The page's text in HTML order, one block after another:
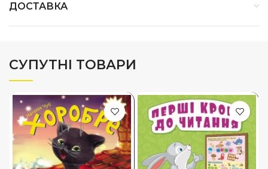
ДОСТАВКА
СУПУТНІ ТОВАРИ